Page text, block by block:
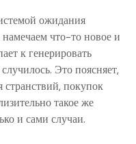
ожидания
что-то новое и
к генерировать
Это поясняет,
странствий, покупок
такое же
и сами случаи.